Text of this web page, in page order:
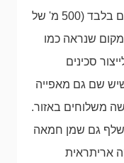
אשר פעם היה רחוב של חנויות נעליים בלבד (500 מ' של
שנראה כמו
סכינים
שם גם מאפייה
משלוחים באזור.
שלף גם שמן חמאה
אריתראית